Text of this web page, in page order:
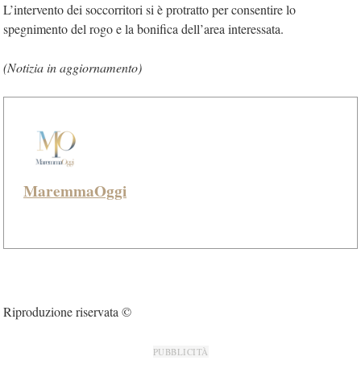
L’intervento dei soccorritori si è protratto per consentire lo
spegnimento del rogo e la bonifica dell’area interessata.
(Notizia in aggiornamento)
MaremmaOggi
Riproduzione riservata ©
PUBBLICITÀ